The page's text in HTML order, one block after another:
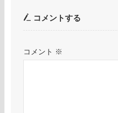
コメントする
コメント ※